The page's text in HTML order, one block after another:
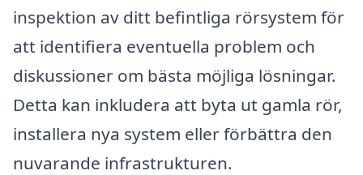
inspektion av ditt befintliga rörsystem för
att identifiera eventuella problem och
diskussioner om bästa möjliga lösningar.
Detta kan inkludera att byta ut gamla rör,
installera nya system eller förbättra den
nuvarande infrastrukturen.